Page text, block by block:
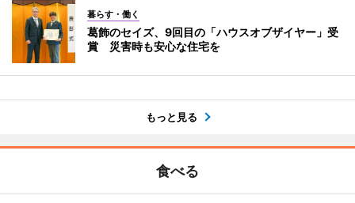
暮らす・働く
葛飾のセイズ、9回目の「ハウスオブザイヤー」受
賞 災害時も安心な住宅を
もっと見る
食べる